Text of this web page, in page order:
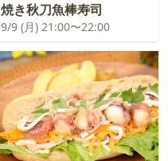
焼き秋刀魚棒寿司
9/9 (月) 21:00〜22:00